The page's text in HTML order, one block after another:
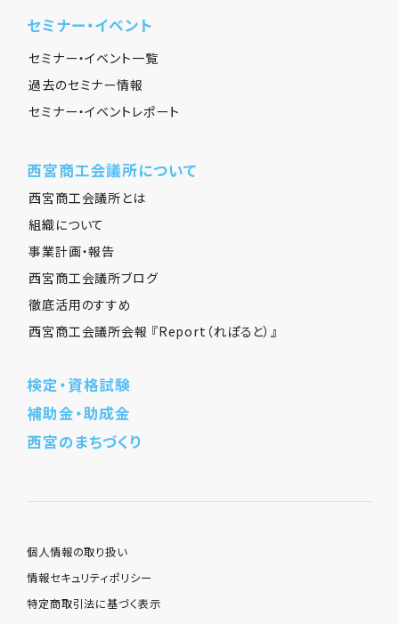
セミナー・イベント
セミナー・イベント一覧
過去のセミナー情報
セミナー・イベントレポート
西宮商工会議所について
西宮商工会議所とは
組織について
事業計画・報告
西宮商工会議所ブログ
徹底活用のすすめ
西宮商工会議所会報 『Report（れぽると）』
検定・資格試験
補助金・助成金
西宮のまちづくり
個人情報の取り扱い
情報セキュリティポリシー
特定商取引法に基づく表示